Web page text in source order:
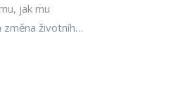
jak mu
životního